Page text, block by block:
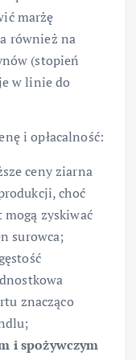
marżę
również na
(stopień
w linie do
i opłacalność:
ceny ziarna
choć
zyskiwać
surowca;
znacząco
i spożywczym